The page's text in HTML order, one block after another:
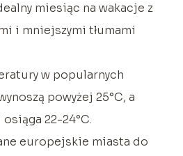
miesiąc na wakacje z
i mniejszymi tłumami
w popularnych
powyżej 25°C, a
22-24°C.
europejskie miasta do